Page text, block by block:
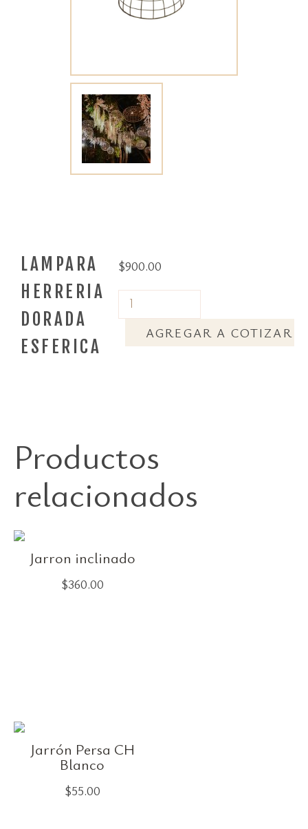
LAMPARA
HERRERIA
DORADA
ESFERICA
$900.00
AGREGAR A COTIZAR
Productos
relacionados
Jarron inclinado
$360.00
Jarrón Persa CH
Blanco
$55.00